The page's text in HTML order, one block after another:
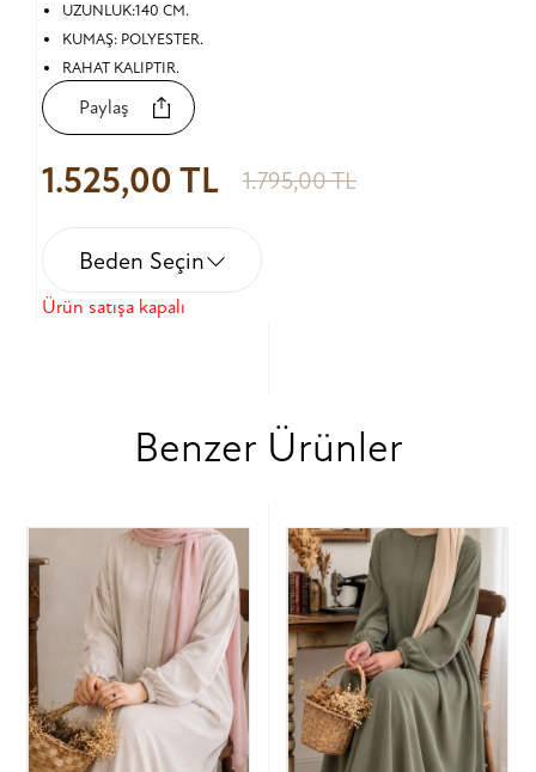
UZUNLUK:140 CM.
KUMAŞ: POLYESTER.
RAHAT KALIPTIR.
Paylaş
1.525,00 TL 1.795,00 TL
Beden Seçin
Ürün satışa kapalı
Benzer Ürünler